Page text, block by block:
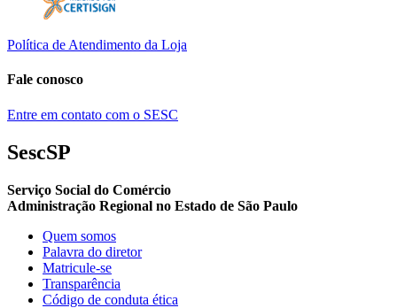
Política de Atendimento da Loja
Fale conosco
Entre em contato com o SESC
SescSP
Serviço Social do Comércio
Administração Regional no Estado de São Paulo
Quem somos
Palavra do diretor
Matricule-se
Transparência
Código de conduta ética